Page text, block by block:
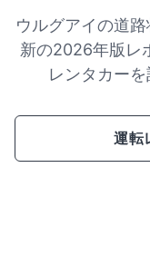
ウルグアイの道
新の2026年版レ
レンタカーを
運転